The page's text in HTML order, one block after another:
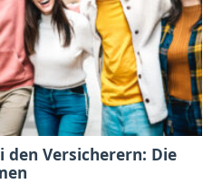
Versicherern: Die